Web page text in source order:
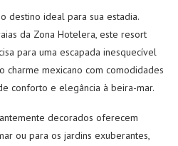
destino ideal para sua estadia.
da Zona Hotelera, este resort
para uma escapada inesquecível
charme mexicano com comodidades
conforto e elegância à beira-mar.
decorados oferecem
ou para os jardins exuberantes,